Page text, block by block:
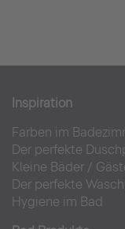
Inspiration
Farben im
Der perfekte
Kleine Bäder /
Der perfekte
Hygiene im Bad